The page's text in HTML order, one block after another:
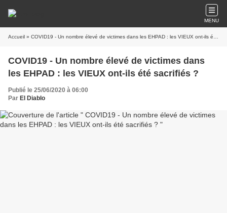
MENU
Accueil » COVID19 - Un nombre élevé de victimes dans les EHPAD : les VIEUX ont-ils été sacrifiés ?
COVID19 - Un nombre élevé de victimes dans
les EHPAD : les VIEUX ont-ils été sacrifiés ?
Publié le 25/06/2020 à 06:00
Par El Diablo